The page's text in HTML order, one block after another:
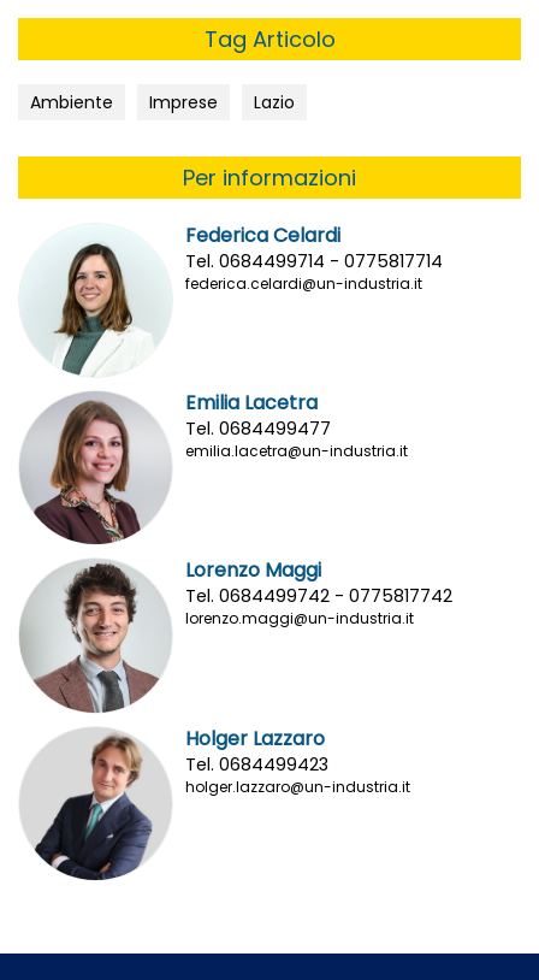
Tag Articolo
Ambiente Imprese Lazio
Per informazioni
Federica Celardi
Tel. 0684499714 - 0775817714
federica.celardi@un-industria.it
Emilia Lacetra
Tel. 0684499477
emilia.lacetra@un-industria.it
Lorenzo Maggi
Tel. 0684499742 - 0775817742
lorenzo.maggi@un-industria.it
Holger Lazzaro
Tel. 0684499423
holger.lazzaro@un-industria.it